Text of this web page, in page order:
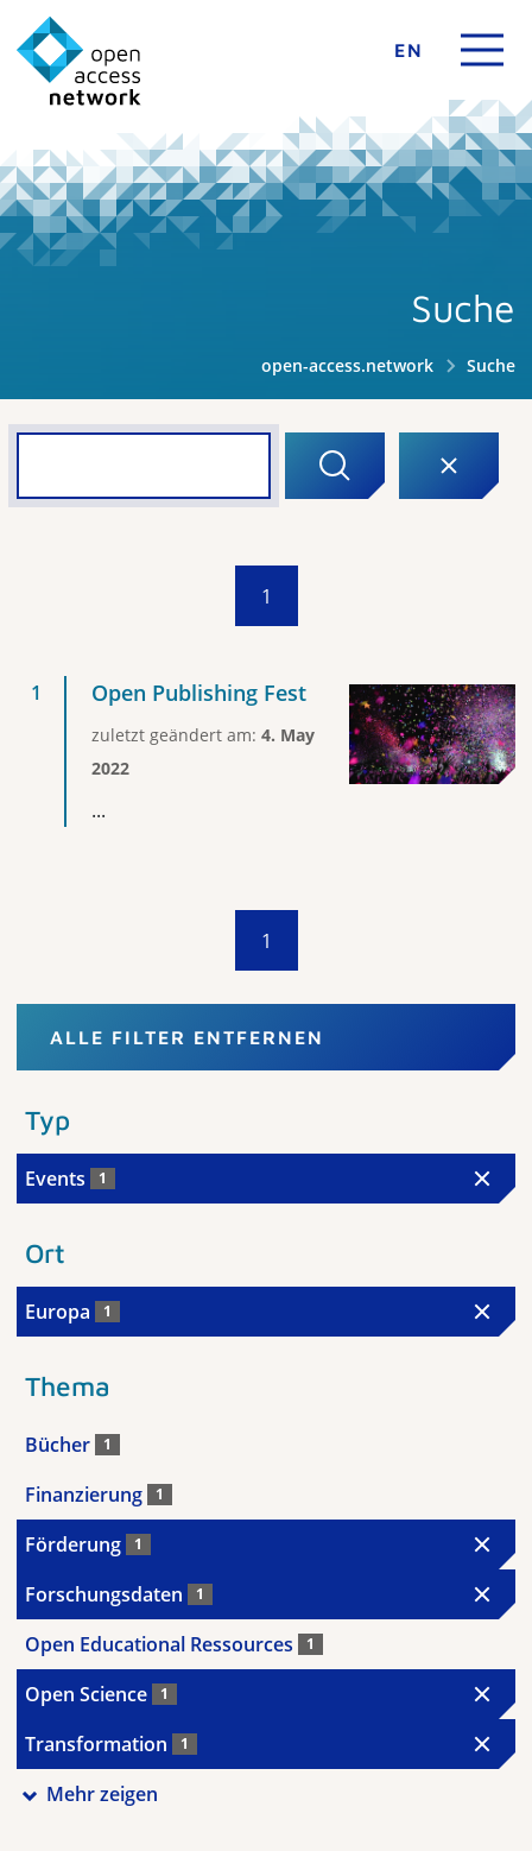
EN
Suche
open-access.network Suche
1
Open Publishing Fest
zuletzt geändert am: 4. May
2022
...
1
ALLE FILTER ENTFERNEN
Typ
Events 1
Ort
Europa 1
Thema
Bücher 1
Finanzierung 1
Förderung 1
Forschungsdaten 1
Open Educational Ressources 1
Open Science 1
Transformation 1
Mehr zeigen